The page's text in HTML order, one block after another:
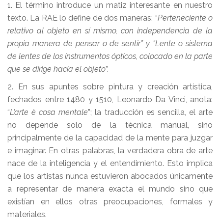
1. El término introduce un matiz interesante en nuestro
texto. La RAE lo define de dos maneras: “Perteneciente o
relativo al objeto en sí mismo, con independencia de la
propia manera de pensar o de sentir” y “Lente o sistema
de lentes de los instrumentos ópticos, colocado en la parte
que se dirige hacia el objeto”.
2. En sus apuntes sobre pintura y creación artística,
fechados entre 1480 y 1510, Leonardo Da Vinci, anota:
“L’arte è cosa mentale”; la traducción es sencilla, el arte
no depende solo de la técnica manual, sino
principalmente de la capacidad de la mente para juzgar
e imaginar. En otras palabras, la verdadera obra de arte
nace de la inteligencia y el entendimiento. Esto implica
que los artistas nunca estuvieron abocados únicamente
a representar de manera exacta el mundo sino que
existían en ellos otras preocupaciones, formales y
materiales.